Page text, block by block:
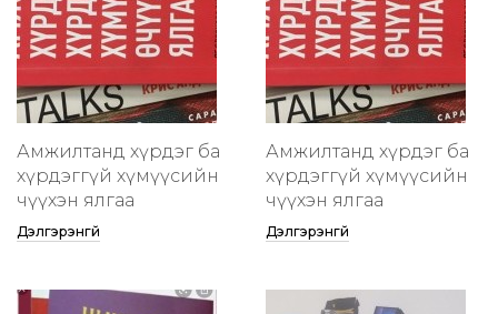
Амжилтанд хүрдэг ба
хүрдэггүй хүмүүсийн
өчүүхэн ялгаа
Дэлгэрэнгүй
Амжилтанд хүрдэг ба
хүрдэггүй хүмүүсийн
өчүүхэн ялгаа
Дэлгэрэнгүй